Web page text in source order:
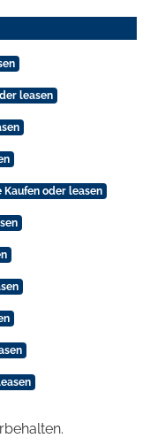
leasen
oder leasen